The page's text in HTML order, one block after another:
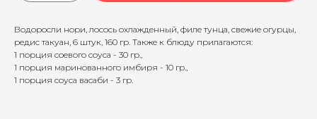
Водоросли нори, лосось охлажденный, филе тунца, свежие огурцы,
редис такуан, 6 штук, 160 гр. Также к блюду прилагаются:
1 порция соевого соуса - 30 гр.,
1 порция маринованного имбиря - 10 гр.,
1 порция соуса васаби - 3 гр.